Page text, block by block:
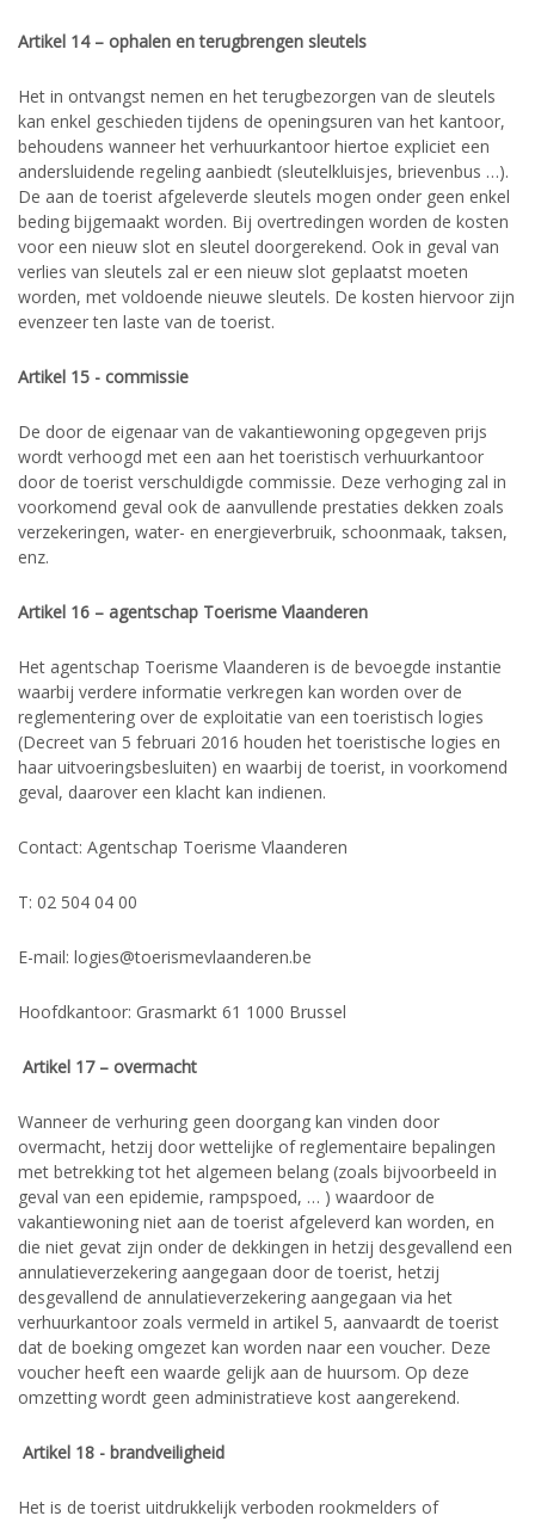
Artikel 14 – ophalen en terugbrengen sleutels
Het in ontvangst nemen en het terugbezorgen van de sleutels
kan enkel geschieden tijdens de openingsuren van het kantoor,
behoudens wanneer het verhuurkantoor hiertoe expliciet een
andersluidende regeling aanbiedt (sleutelkluisjes, brievenbus …).
De aan de toerist afgeleverde sleutels mogen onder geen enkel
beding bijgemaakt worden. Bij overtredingen worden de kosten
voor een nieuw slot en sleutel doorgerekend. Ook in geval van
verlies van sleutels zal er een nieuw slot geplaatst moeten
worden, met voldoende nieuwe sleutels. De kosten hiervoor zijn
evenzeer ten laste van de toerist.
Artikel 15 - commissie
De door de eigenaar van de vakantiewoning opgegeven prijs
wordt verhoogd met een aan het toeristisch verhuurkantoor
door de toerist verschuldigde commissie. Deze verhoging zal in
voorkomend geval ook de aanvullende prestaties dekken zoals
verzekeringen, water- en energieverbruik, schoonmaak, taksen,
enz.
Artikel 16 – agentschap Toerisme Vlaanderen
Het agentschap Toerisme Vlaanderen is de bevoegde instantie
waarbij verdere informatie verkregen kan worden over de
reglementering over de exploitatie van een toeristisch logies
(Decreet van 5 februari 2016 houden het toeristische logies en
haar uitvoeringsbesluiten) en waarbij de toerist, in voorkomend
geval, daarover een klacht kan indienen.
Contact: Agentschap Toerisme Vlaanderen
T: 02 504 04 00
E-mail: logies@toerismevlaanderen.be
Hoofdkantoor: Grasmarkt 61 1000 Brussel
Artikel 17 – overmacht
Wanneer de verhuring geen doorgang kan vinden door
overmacht, hetzij door wettelijke of reglementaire bepalingen
met betrekking tot het algemeen belang (zoals bijvoorbeeld in
geval van een epidemie, rampspoed, … ) waardoor de
vakantiewoning niet aan de toerist afgeleverd kan worden, en
die niet gevat zijn onder de dekkingen in hetzij desgevallend een
annulatieverzekering aangegaan door de toerist, hetzij
desgevallend de annulatieverzekering aangegaan via het
verhuurkantoor zoals vermeld in artikel 5, aanvaardt de toerist
dat de boeking omgezet kan worden naar een voucher. Deze
voucher heeft een waarde gelijk aan de huursom. Op deze
omzetting wordt geen administratieve kost aangerekend.
Artikel 18 - brandveiligheid
Het is de toerist uitdrukkelijk verboden rookmelders of